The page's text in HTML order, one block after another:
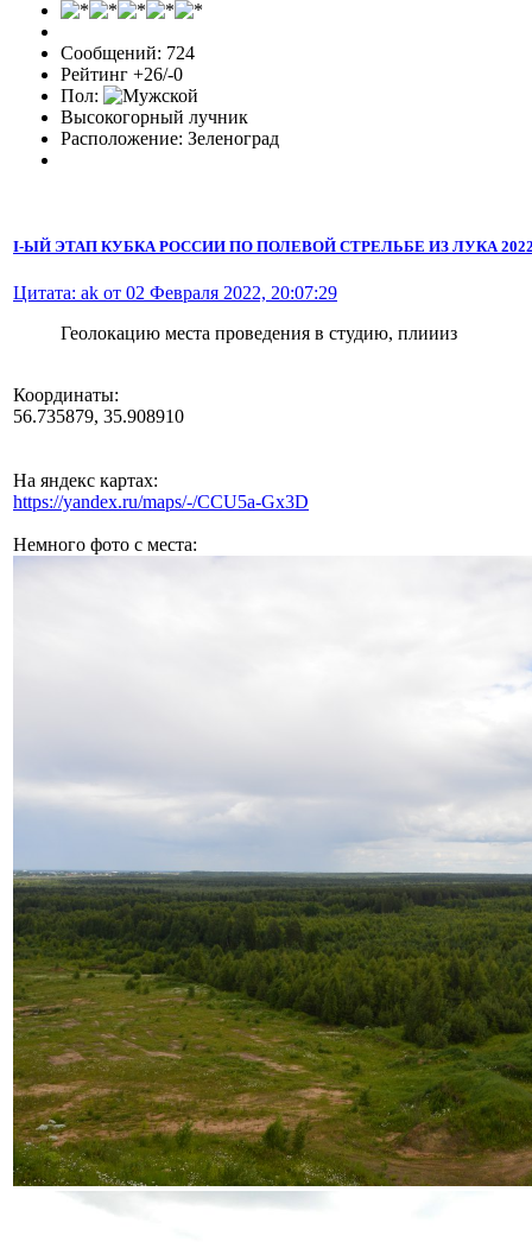
Сообщений: 724
Рейтинг +26/-0
Пол:
Высокогорный лучник
Расположение: Зеленоград
I-ЫЙ ЭТАП КУБКА РОССИИ ПО ПОЛЕВОЙ СТРЕЛЬБЕ ИЗ ЛУКА 2022
Цитата: ak от 02 Февраля 2022, 20:07:29
Геолокацию места проведения в студию, плиииз
Координаты:
56.735879, 35.908910
На яндекс картах:
https://yandex.ru/maps/-/CCU5a-Gx3D
Немного фото с места: